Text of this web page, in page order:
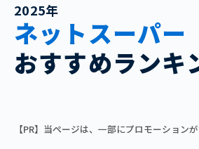
2025年
ネットスーパー
おすすめランキ
【PR】当ページは、一部にプロモーションが